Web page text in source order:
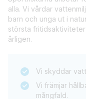
alla. Vi vårdar
barn och unga ut i
största fritidsaktiviteter
årligen.
Vi skyddar
Vi främjar
mångfald.